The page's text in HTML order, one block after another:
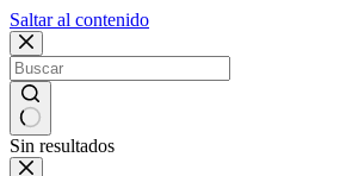
Saltar al contenido
Sin resultados